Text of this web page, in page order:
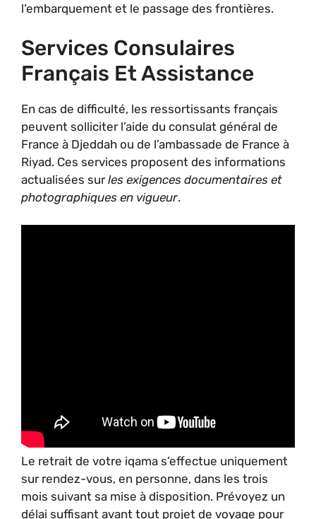
l’embarquement et le passage des frontières.
Services Consulaires
Français Et Assistance
En cas de difficulté, les ressortissants français
peuvent solliciter l’aide du consulat général de
France à Djeddah ou de l’ambassade de France à
Riyad. Ces services proposent des informations
actualisées surles exigences documentaires et
photographiques en vigueur.
Le retrait de votre iqama s’effectue uniquement
sur rendez-vous, en personne, dans les trois
mois suivant sa mise à disposition. Prévoyez un
délai suffisant avant tout projet de voyage pour